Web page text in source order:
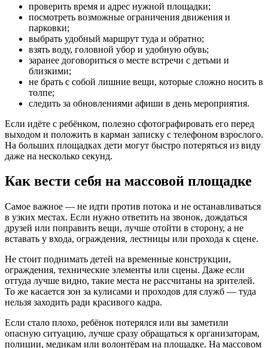
проверить время и адрес нужной площадки;
посмотреть возможные ограничения движения и
парковки;
выбрать удобный маршрут туда и обратно;
взять воду, головной убор и удобную обувь;
заранее договориться о месте встречи с детьми и
близкими;
не брать с собой лишние вещи, которые сложно носить в
толпе;
следить за обновлениями афиши в день мероприятия.
Если идёте с ребёнком, полезно сфотографировать его перед
выходом и положить в карман записку с телефоном взрослого.
На больших площадках дети могут быстро потеряться из виду
даже на несколько секунд.
Как вести себя на массовой площадке
Самое важное — не идти против потока и не останавливаться
в узких местах. Если нужно ответить на звонок, дождаться
друзей или поправить вещи, лучше отойти в сторону, а не
вставать у входа, ограждения, лестницы или прохода к сцене.
Не стоит поднимать детей на временные конструкции,
ограждения, технические элементы или сцены. Даже если
оттуда лучше видно, такие места не рассчитаны на зрителей.
То же касается зон за кулисами и проходов для служб — туда
нельзя заходить ради красивого кадра.
Если стало плохо, ребёнок потерялся или вы заметили
опасную ситуацию, лучше сразу обращаться к организаторам,
полиции, медикам или волонтёрам на площадке. На массовом